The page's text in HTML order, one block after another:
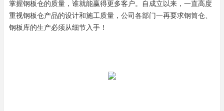
掌握钢板仓的质量，谁就能赢得更多客户。自成立以来，一直高度
重视钢板仓产品的设计和施工质量，公司各部门一再要求钢筒仓、
钢板库的生产必须从细节入手！